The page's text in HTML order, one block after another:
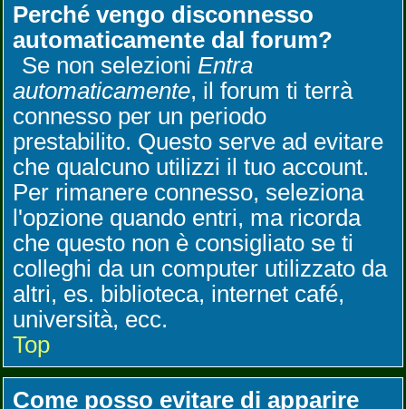
Perché vengo disconnesso
automaticamente dal forum?
Se non selezioni Entra
automaticamente, il forum ti terrà
connesso per un periodo
prestabilito. Questo serve ad evitare
che qualcuno utilizzi il tuo account.
Per rimanere connesso, seleziona
l'opzione quando entri, ma ricorda
che questo non è consigliato se ti
colleghi da un computer utilizzato da
altri, es. biblioteca, internet café,
università, ecc.
Top
Come posso evitare di apparire